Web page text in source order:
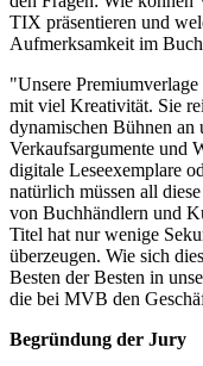
TIX präsentieren und
Aufmerksamkeit im
"Unsere
mit viel Kreativität. Sie
dynamischen Bühnen an
Verkaufsargumente und
digitale Leseexemplare
natürlich müssen all
von Buchhändlern und
Titel hat nur wenige
überzeugen. Wie sich
Besten der Besten in
die bei MVB den
Begründung der Jury